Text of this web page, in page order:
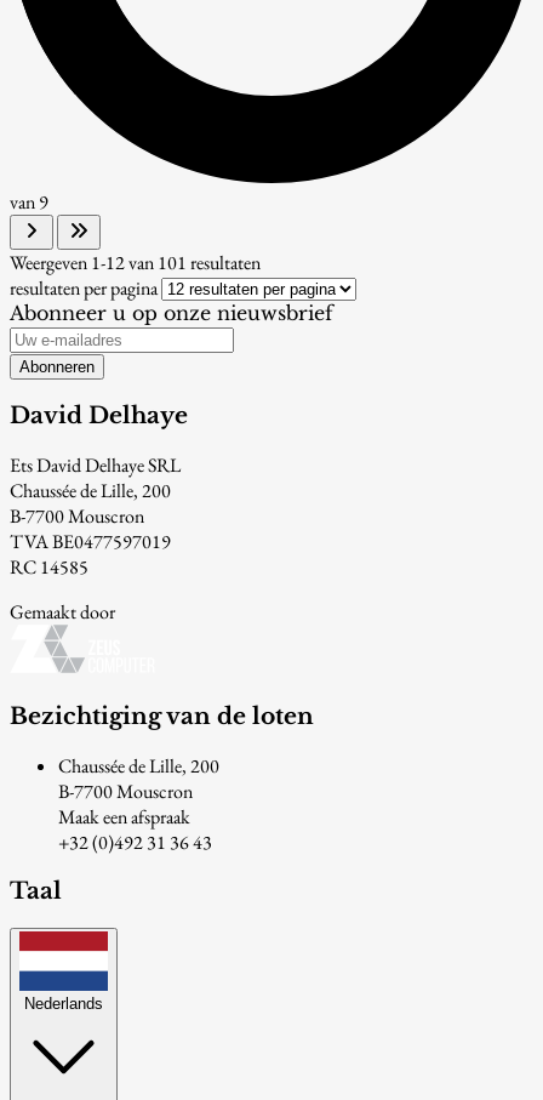
van9
Weergeven1-12van101resultaten
resultaten per pagina
Abonneer u op onze nieuwsbrief
Abonneren
David Delhaye
Ets David Delhaye SRL
Chaussée de Lille, 200
B-7700 Mouscron
TVA BE0477597019
RC 14585
Gemaakt door
Bezichtiging van de loten
Chaussée de Lille, 200
B-7700 Mouscron
Maak een afspraak
+32 (0)492 31 36 43
Taal
Nederlands